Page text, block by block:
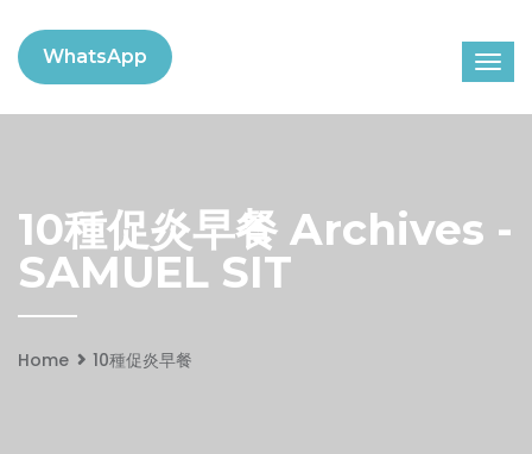
WhatsApp
10種促炎早餐 Archives -
SAMUEL SIT
Home 10種促炎早餐